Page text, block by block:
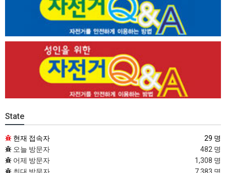
State
현재 접속자
29 명
오늘 방문자
482 명
어제 방문자
1,308 명